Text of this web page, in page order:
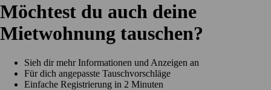
Möchtest du auch deine
Mietwohnung tauschen?
Sieh dir mehr Informationen und Anzeigen an
Für dich angepasste Tauschvorschläge
Einfache Registrierung in 2 Minuten